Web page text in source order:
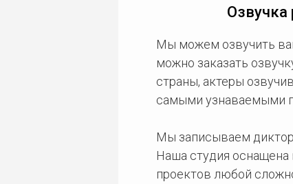
Мы можем озвучить
можно заказать
страны, актеры
самыми узнаваемыми
Мы записываем
Наша студия
проектов любой